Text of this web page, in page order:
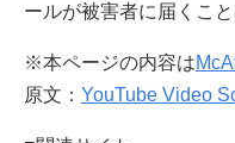
ールが被害者に届くこと
※本ページの内容は
原文： YouTube Video